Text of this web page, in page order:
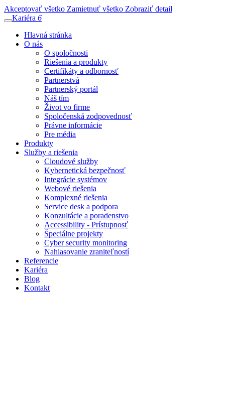
Akceptovať všetko Zamietnuť všetko Zobraziť detail
Kariéra 6
Hlavná stránka
O nás
O spoločnosti
Riešenia a produkty
Certifikáty a odbornosť
Partnerstvá
Partnerský portál
Náš tím
Život vo firme
Spoločenská zodpovednosť
Právne informácie
Pre média
Produkty
Služby a riešenia
Cloudové služby
Kybernetická bezpečnosť
Integrácie systémov
Webové riešenia
Komplexné riešenia
Service desk a podpora
Konzultácie a poradenstvo
Accessibility - Prístupnosť
Špeciálne projekty
Cyber security monitoring
Nahlasovanie zraniteľností
Referencie
Kariéra
Blog
Kontakt